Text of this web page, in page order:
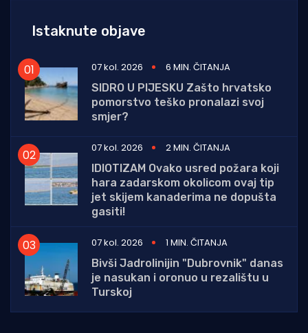
Istaknute objave
07 kol. 2026
6 MIN. ČITANJA
SIDRO U PIJESKU Zašto hrvatsko
pomorstvo teško pronalazi svoj
smjer?
07 kol. 2026
2 MIN. ČITANJA
IDIOTIZAM Ovako usred požara koji
hara zadarskom okolicom ovaj tip
jet skijem kanaderima ne dopušta
gasiti!
07 kol. 2026
1 MIN. ČITANJA
Bivši Jadrolinijin "Dubrovnik" danas
je nasukan i oronuo u rezalištu u
Turskoj